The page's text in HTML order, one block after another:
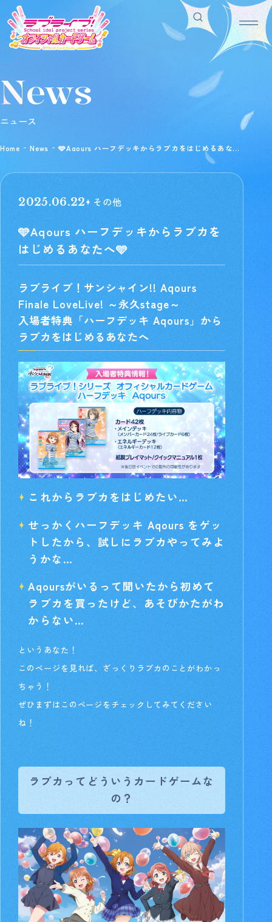
Home
ホーム
For Beginners
Rule/Q&A
ルール/Q&A
スケジュール 商品情報
イベント お店を探す
カードを探す デッキを作る/紹介/探す
Official
News
ニュース
Home News 🩵Aqours ハーフデッキからラブカをはじめるあなた
へ🩵
2025.06.22 その他
🩵Aqours ハーフデッキからラブカを
はじめるあなたへ🩵
ラブライブ！サンシャイン!! Aqours
Finale LoveLive! ～永久stage～
入場者特典「ハーフデッキ Aqours」から
ラブカをはじめるあなたへ
これからラブカをはじめたい…
せっかくハーフデッキ Aqours をゲッ
トしたから、試しにラブカやってみよ
うかな…
Aqoursがいるって聞いたから初めて
ラブカを買ったけど、あそびかたがわ
からない…
というあなた！
このページを見れば、ざっくりラブカのことがわかっ
ちゃう！
ぜひまずはこのページをチェックしてみてください
ね！
ラブカってどういうカードゲームな
の？